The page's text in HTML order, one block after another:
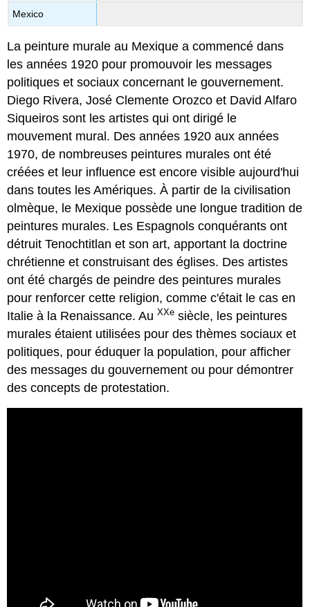
Mexico
La peinture murale au Mexique a commencé dans
les années 1920 pour promouvoir les messages
politiques et sociaux concernant le gouvernement.
Diego Rivera, José Clemente Orozco et David Alfaro
Siqueiros sont les artistes qui ont dirigé le
mouvement mural. Des années 1920 aux années
1970, de nombreuses peintures murales ont été
créées et leur influence est encore visible aujourd'hui
dans toutes les Amériques. À partir de la civilisation
olmèque, le Mexique possède une longue tradition de
peintures murales. Les Espagnols conquérants ont
détruit Tenochtitlan et son art, apportant la doctrine
chrétienne et construisant des églises. Des artistes
ont été chargés de peindre des peintures murales
pour renforcer cette religion, comme c'était le cas en
Italie à la Renaissance. AuXXe siècle, les peintures
murales étaient utilisées pour des thèmes sociaux et
politiques, pour éduquer la population, pour afficher
des messages du gouvernement ou pour démontrer
des concepts de protestation.